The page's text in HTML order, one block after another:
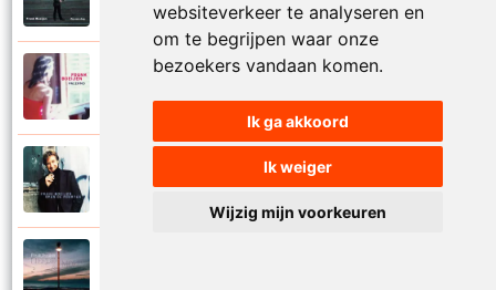
websiteverkeer te analyseren en
om te begrijpen waar onze
bezoekers vandaan komen.
Ik ga akkoord
Ik weiger
Wijzig mijn voorkeuren
Op een dag
Frank Boeijen
Op het terras
Open de poorten